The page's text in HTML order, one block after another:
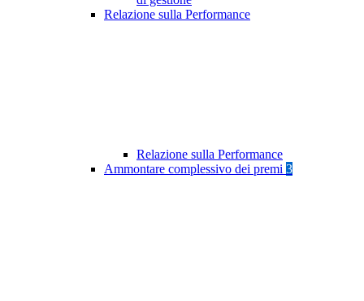
Relazione sulla Performance
Relazione sulla Performance
Ammontare complessivo dei premi 3